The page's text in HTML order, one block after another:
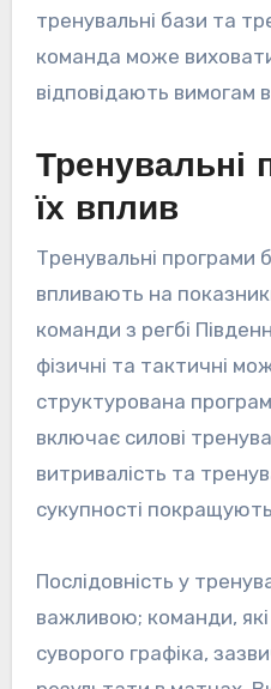
тренувальні бази та
команда може виховати
відповідають вимогам
Тренувальні
їх вплив
Тренувальні програми
впливають на
команди з регбі
фізичні та тактичні
структурована
включає силові
витривалість та
сукупності
Послідовність у
важливою; команди,
суворого графіка,